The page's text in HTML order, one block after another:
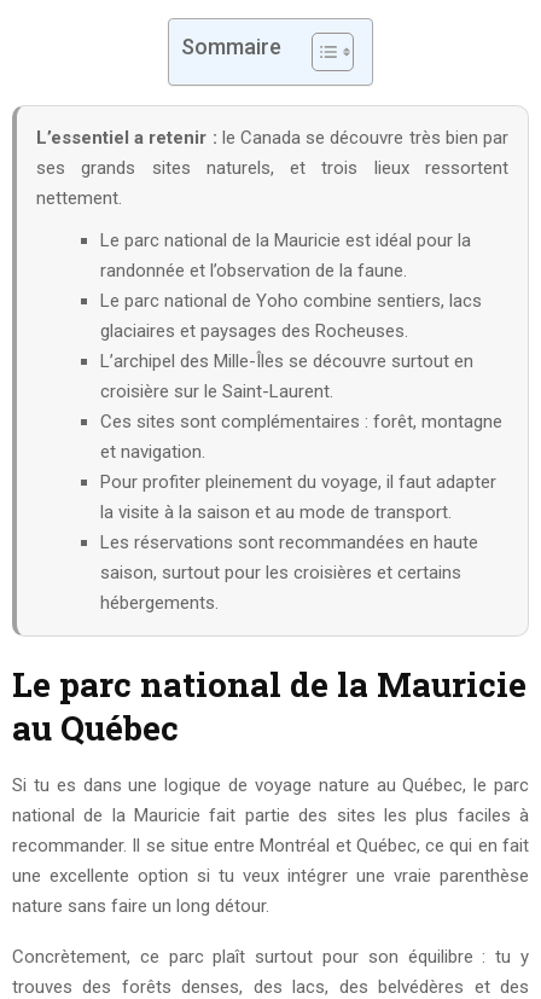
Sommaire
L’essentiel a retenir : le Canada se découvre très bien par
ses grands sites naturels, et trois lieux ressortent
nettement.
Le parc national de la Mauricie est idéal pour la
randonnée et l’observation de la faune.
Le parc national de Yoho combine sentiers, lacs
glaciaires et paysages des Rocheuses.
L’archipel des Mille-Îles se découvre surtout en
croisière sur le Saint-Laurent.
Ces sites sont complémentaires : forêt, montagne
et navigation.
Pour profiter pleinement du voyage, il faut adapter
la visite à la saison et au mode de transport.
Les réservations sont recommandées en haute
saison, surtout pour les croisières et certains
hébergements.
Le parc national de la Mauricie
au Québec
Si tu es dans une logique de voyage nature au Québec, le parc
national de la Mauricie fait partie des sites les plus faciles à
recommander. Il se situe entre Montréal et Québec, ce qui en fait
une excellente option si tu veux intégrer une vraie parenthèse
nature sans faire un long détour.
Concrètement, ce parc plaît surtout pour son équilibre : tu y
trouves des forêts denses, des lacs, des belvédères et des